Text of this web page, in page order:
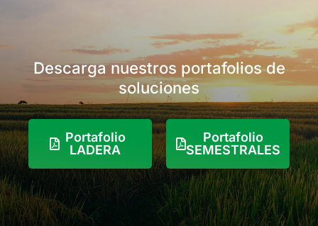
evitando más
infecciones.
Descarga nuestros portafolios de
soluciones
Portafolio
LADERA
Portafolio
SEMESTRALES